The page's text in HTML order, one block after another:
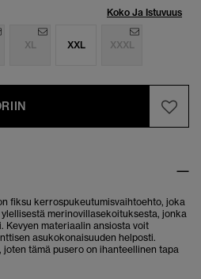
Koko Ja Istuvuus
XL XXL XXXL
fiksu kerrospukeutumisvaihtoehto, joka
merinovillasekoituksesta, jonka
Kevyen materiaalin ansiosta voit
asukokonaisuuden helposti.
tämä pusero on ihanteellinen tapa